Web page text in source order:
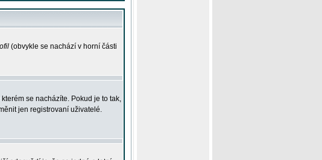
(obvykle se nachází v horní části
se nacházíte. Pokud je to tak,
jen registrovaní uživatelé.